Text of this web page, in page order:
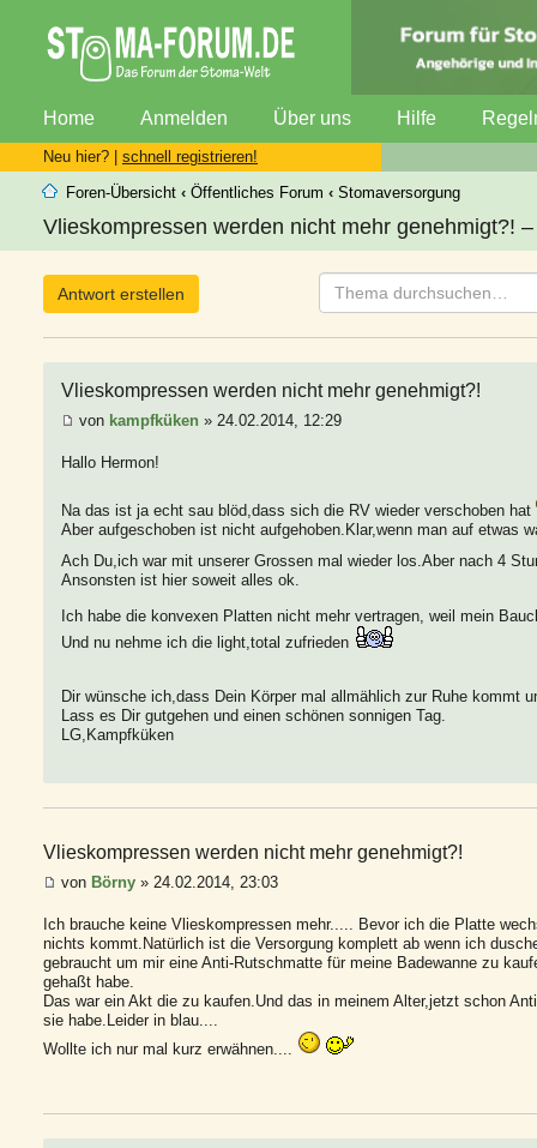
Home Anmelden Über uns Hilfe
Neu hier? | schnell registrieren!
Foren-Übersicht ‹ Öffentliches Forum ‹ Stomaversorgung
Vlieskompressen werden nicht mehr genehmigt?!
Antwort erstellen
Vlieskompressen werden nicht mehr genehmigt?!
von kampfküken » 24.02.2014, 12:29
Hallo Hermon!
Na das ist ja echt sau blöd,dass sich die RV wieder verschoben hat
Aber aufgeschoben ist nicht aufgehoben.Klar,wenn man auf etwas
Ach Du,ich war mit unserer Grossen mal wieder los.Aber nach 4
Ansonsten ist hier soweit alles ok.
Ich habe die konvexen Platten nicht mehr vertragen, weil mein
Und nu nehme ich die light,total zufrieden
Dir wünsche ich,dass Dein Körper mal allmählich zur Ruhe kommt
Lass es Dir gutgehen und einen schönen sonnigen Tag.
LG,Kampfküken
Vlieskompressen werden nicht mehr genehmigt?!
von Börny » 24.02.2014, 23:03
Ich brauche keine Vlieskompressen mehr..... Bevor ich die Platte
nichts kommt.Natürlich ist die Versorgung komplett ab wenn ich
gebraucht um mir eine Anti-Rutschmatte für meine Badewanne zu
gehaßt habe.
Das war ein Akt die zu kaufen.Und das in meinem Alter,jetzt schon
sie habe.Leider in blau....
Wollte ich nur mal kurz erwähnen....